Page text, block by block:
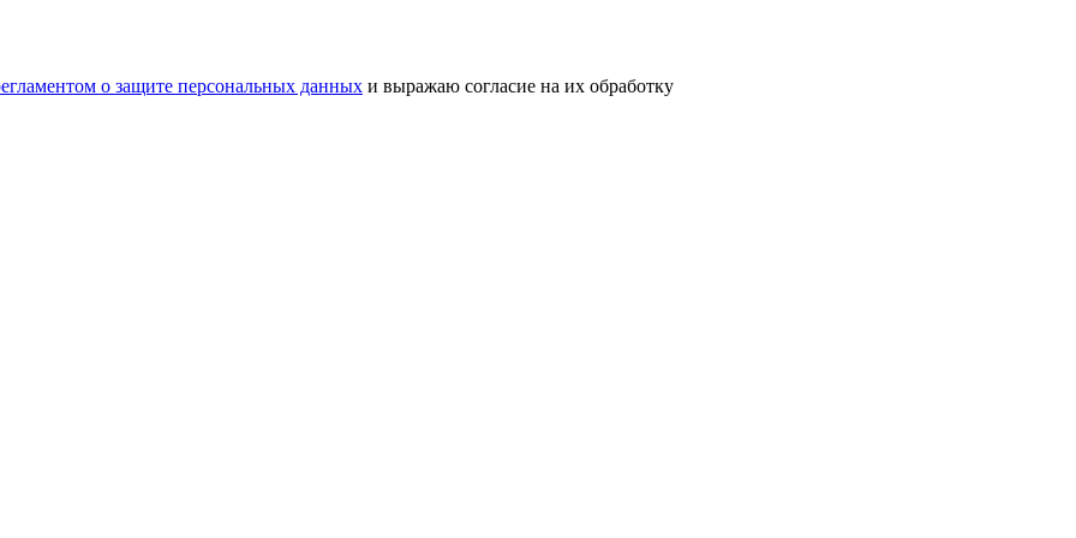
о защите персональных данных и выражаю согласие на их обработку